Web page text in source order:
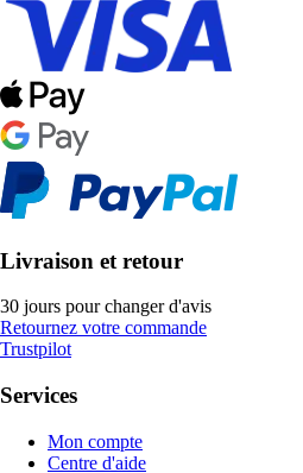
Livraison et retour
30 jours pour changer d'avis
Retournez votre commande
Trustpilot
Services
Mon compte
Centre d'aide